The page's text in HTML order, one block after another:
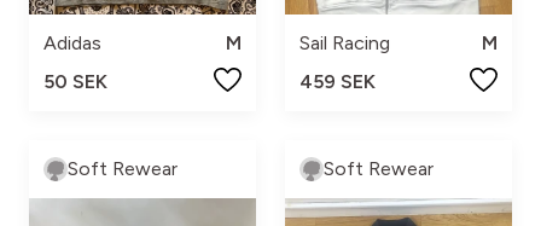
Adidas
M
50 SEK
Sail Racing
M
459 SEK
Soft Rewear Soft Rewear